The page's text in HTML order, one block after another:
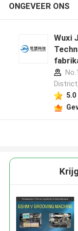
ONGEVEER ONS
Wuxi
5.0